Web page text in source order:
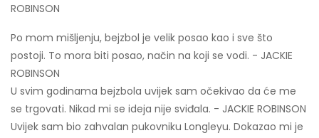
ROBINSON
Po mom mišljenju, bejzbol je velik posao kao i sve što
postoji. To mora biti posao, način na koji se vodi. - JACKIE
ROBINSON
U svim godinama bejzbola uvijek sam očekivao da će me
se trgovati. Nikad mi se ideja nije sviđala. - JACKIE ROBINSON
Uvijek sam bio zahvalan pukovniku Longleyu. Dokazao mi je